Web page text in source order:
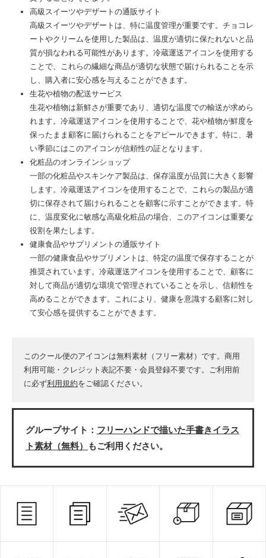
高級スイーツやデザートの通販サイト
高級スイーツやデザートは、特に温度管理が重要です。チョコレ
ートやクリームを使用した製品は、温度が適切に保たれないと品
質が損なわれる可能性があります。冷蔵運送アイコンを使用する
ことで、これらの繊細な商品が適切な状態で届けられることを示
し、購入者に安心感を与えることができます。
生花や植物の配送サービス
生花や植物は新鮮さが重要であり、適切な温度での輸送が求めら
れます。冷蔵運送アイコンを使用することで、花や植物が鮮度を
保ったまま顧客に届けられることをアピールできます。特に、暑
い季節にはこのアイコンが信頼性の証となります。
化粧品のオンラインショップ
一部の化粧品やスキンケア製品は、保存温度が品質に大きく影響
します。冷蔵運送アイコンを使用することで、これらの製品が適
切に保存されて届けられることを顧客に示すことができます。特
に、温度変化に敏感な高級化粧品の場合、このアイコンは重要な
役割を果たします。
健康食品やサプリメントの通販サイト
一部の健康食品やサプリメントは、特定の温度で保存することが
推奨されています。冷蔵運送アイコンを使用することで、顧客に
対して商品が適切な環境で管理されていることを示し、信頼性を
高めることができます。これにより、健康を意識する顧客に対し
て安心感を提供することができます。
このクール便のアイコンは無料素材（フリー素材）です。商用
利用可能・クレジット表記不要・会員登録不要です。ご利用前
に必ず利用規約をご確認ください。
グループサイト： フリーハンドで描いた手書きイラス
ト素材（無料）
もご利用ください。